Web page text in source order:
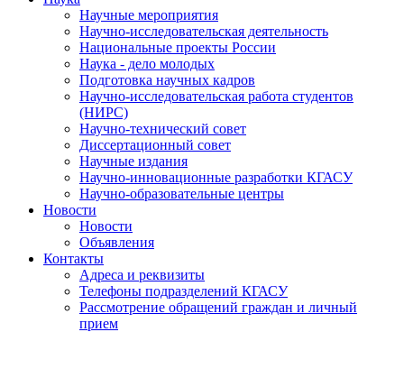
Научные мероприятия
Научно-исследовательская деятельность
Национальные проекты России
Наука - дело молодых
Подготовка научных кадров
Научно-исследовательская работа студентов
(НИРС)
Научно-технический совет
Диссертационный совет
Научные издания
Научно-инновационные разработки КГАСУ
Научно-образовательные центры
Новости
Новости
Объявления
Контакты
Адреса и реквизиты
Телефоны подразделений КГАСУ
Рассмотрение обращений граждан и личный
прием